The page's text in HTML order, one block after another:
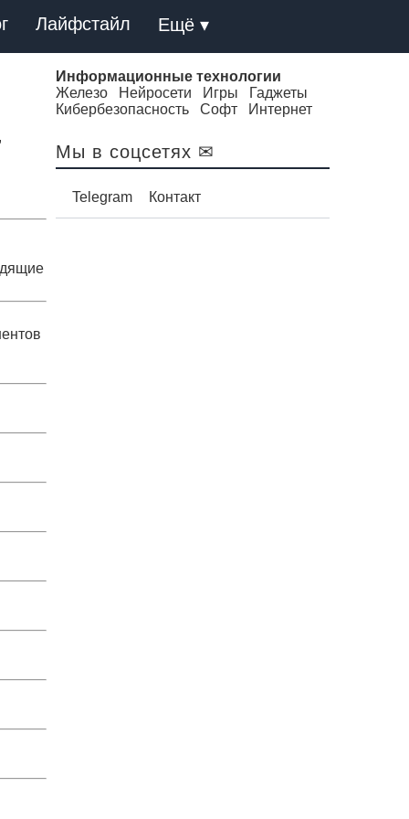
Лайфстайл Ещё ▾
Информационные технологии
Железо
Нейросети Игры
Гаджеты
Кибербезопасность
Софт Интернет
Мы в соцсетях ✉
Telegram Контакт